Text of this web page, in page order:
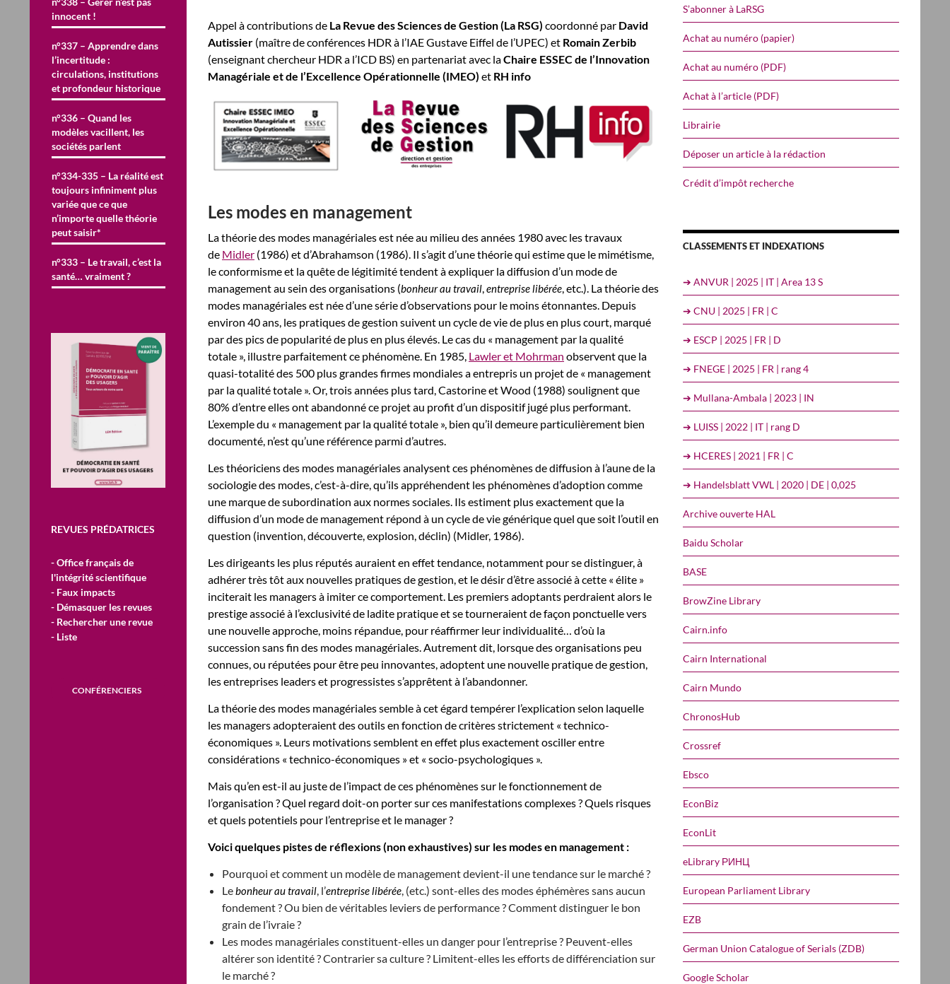
Appel à contributions de La Revue des Sciences de Gestion (La RSG) coordonné par David
Autissier (maître de conférences HDR à l’IAE Gustave Eiffel de l’UPEC) et Romain Zerbib
(enseignant chercheur HDR a l’ICD BS) en partenariat avec laChaire ESSEC de l’Innovation
Managériale et de l’Excellence Opérationnelle (IMEO) et RH info
Les modes en management
La théorie des modes managériales est née au milieu des années 1980 avec les travaux
de Midler (1986) et d’Abrahamson (1986). Il s’agit d’une théorie qui estime que le mimétisme,
le conformisme et la quête de légitimité tendent à expliquer la diffusion d’un mode de
management au sein des organisations (bonheur au travail entreprise libérée , etc.). La théorie des
modes managériales est née d’une série d’observations pour le moins étonnantes. Depuis
environ 40 ans, les pratiques de gestion suivent un cycle de vie de plus en plus court, marqué
par des pics de popularité de plus en plus élevés. Le cas du « management par la qualité
totale », illustre parfaitement ce phénomène. En 1985, Lawler et Mohrman observent que la
quasi-totalité des 500 plus grandes firmes mondiales a entrepris un projet de « management
par la qualité totale ». Or, trois années plus tard, Castorine et Wood (1988) soulignent que
80% d’entre elles ont abandonné ce projet au profit d’un dispositif jugé plus performant.
L’exemple du « management par la qualité totale », bien qu’il demeure particulièrement bien
documenté, n’est qu’une référence parmi d’autres.
Les théoriciens des modes managériales analysent ces phénomènes de diffusion à l’aune de la
sociologie des modes, c’est-à-dire, qu’ils appréhendent les phénomènes d’adoption comme
une marque de subordination aux normes sociales. Ils estiment plus exactement que la
diffusion d’un mode de management répond à un cycle de vie générique quel que soit l’outil en
question (invention, découverte, explosion, déclin) (Midler, 1986).
Les dirigeants les plus réputés auraient en effet tendance, notamment pour se distinguer, à
adhérer très tôt aux nouvelles pratiques de gestion, et le désir d’être associé à cette « élite »
inciterait les managers à imiter ce comportement. Les premiers adoptants perdraient alors le
prestige associé à l’exclusivité de ladite pratique et se tourneraient de façon ponctuelle vers
une nouvelle approche, moins répandue, pour réaffirmer leur individualité… d’où la
succession sans fin des modes managériales. Autrement dit, lorsque des organisations peu
connues, ou réputées pour être peu innovantes, adoptent une nouvelle pratique de gestion,
les entreprises leaders et progressistes s’apprêtent à l’abandonner.
La théorie des modes managériales semble à cet égard tempérer l’explication selon laquelle
les managers adopteraient des outils en fonction de critères strictement « technico-
économiques ». Leurs motivations semblent en effet plus exactement osciller entre
considérations « technico-économiques » et « socio-psychologiques ».
Mais qu’en est-il au juste de l’impact de ces phénomènes sur le fonctionnement de
l’organisation ? Quel regard doit-on porter sur ces manifestations complexes ? Quels risques
et quels potentiels pour l’entreprise et le manager ?
Voici quelques pistes de réflexions (non exhaustives) sur les modes en management :
Pourquoi et comment un modèle de management devient-il une tendance sur le marché ?
Lebonheur au travail , l’entreprise libérée , (etc.) sont-elles des modes éphémères sans aucun
fondement ? Ou bien de véritables leviers de performance ? Comment distinguer le bon
grain de l’ivraie ?
Les modes managériales constituent-elles un danger pour l’entreprise ? Peuvent-elles
altérer son identité ? Contrarier sa culture ? Limitent-elles les efforts de différenciation sur
le marché ?
S’abonner à LaRSG
Achat au numéro (papier)
Achat au numéro (PDF)
Achat à l’article (PDF)
Librairie
Déposer un article à la rédaction
Crédit d’impôt recherche
CLASSEMENTS ET INDEXATIONS
➔ ANVUR | 2025 | IT | Area 13 S
➔ CNU | 2025 | FR | C
➔ ESCP | 2025 | FR | D
➔ FNEGE | 2025 | FR | rang 4
➔ Mullana-Ambala | 2023 | IN
➔ LUISS | 2022 | IT | rang D
➔ HCERES | 2021 | FR | C
➔ Handelsblatt VWL | 2020 | DE | 0,025
Archive ouverte HAL
Baidu Scholar
BASE
BrowZine Library
Cairn.info
Cairn International
Cairn Mundo
ChronosHub
Crossref
Ebsco
EconBiz
EconLit
eLibrary РИНЦ
European Parliament Library
EZB
German Union Catalogue of Serials (ZDB)
Google Scholar
innocent !
n°337 – Apprendre dans
l’incertitude :
circulations, institutions
et profondeur historique
n°336 – Quand les
modèles vacillent, les
sociétés parlent
n°334-335 – La réalité est
toujours infiniment plus
variée que ce que
n’importe quelle théorie
peut saisir*
n°333 – Le travail, c’est la
santé… vraiment ?
REVUES PRÉDATRICES
- Office français de
l'intégrité scientifique
- Faux impacts
- Démasquer les revues
- Rechercher une revue
- Liste
CONFÉRENCIERS